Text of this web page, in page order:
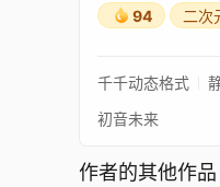
94 二次
千千动态格式
初音未来
作者的其他作品